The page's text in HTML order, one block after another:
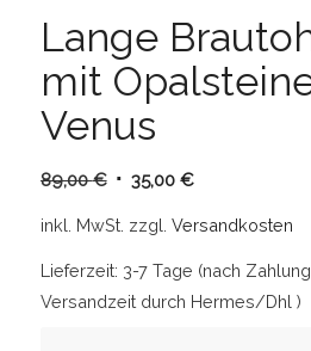
Lange
mit
Venus
89,00€ Ursprünglicher
war:
89,00 €
35,00 €Aktueller
ist:
35,00 €.
inkl. MwSt. zzgl. Versandkosten
Lieferzeit: 3-7 Tage (nach
Versandzeit durch Hermes/Dhl )